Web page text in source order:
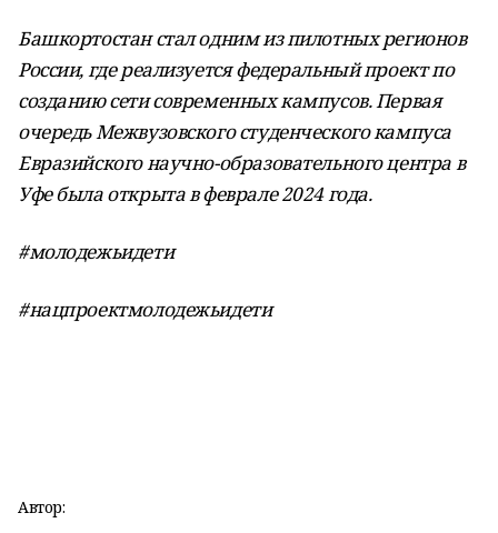
Башкортостан стал одним из пилотных регионов
России, где реализуется федеральный проект по
созданию сети современных кампусов. Первая
очередь Межвузовского студенческого кампуса
Евразийского научно-образовательного центра в
Уфе была открыта в феврале 2024 года.
#молодежьидети
#нацпроектмолодежьидети
Автор: